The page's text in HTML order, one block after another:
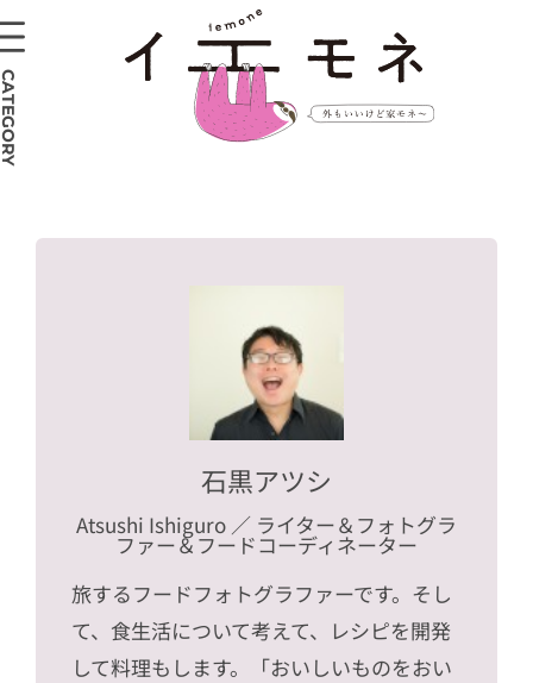
石黒アツシ
Atsushi Ishiguro ／ ライター＆フォトグラ
ファー＆フードコーディネーター
旅するフードフォトグラファーです。そし
て、食生活について考えて、レシピを開発
して料理もします。「おいしいものをおい